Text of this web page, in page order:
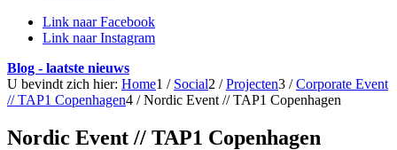
Link naar Facebook
Link naar Instagram
Blog - laatste nieuws
U bevindt zich hier: Home1 / Social2 / Projecten3 / Corporate Event
// TAP1 Copenhagen4 / Nordic Event // TAP1 Copenhagen
Nordic Event // TAP1 Copenhagen